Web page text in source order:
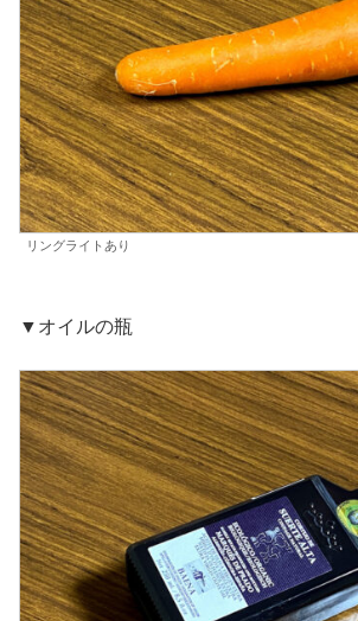
リングライトあり
▼オイルの瓶